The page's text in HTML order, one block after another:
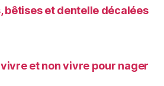
bêtises et dentelle décalées
et non vivre pour nager